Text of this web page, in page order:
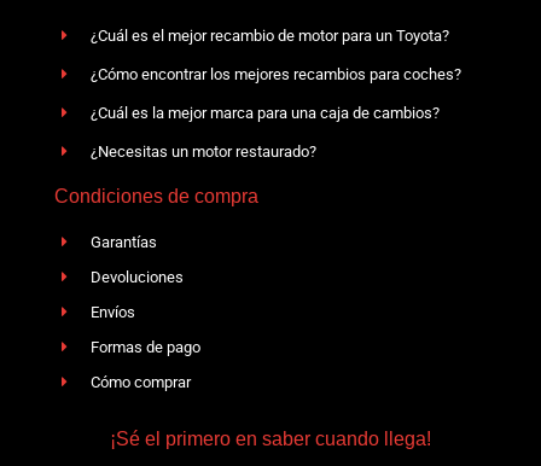
¿Cuál es el mejor recambio de motor para un Toyota?
¿Cómo encontrar los mejores recambios para coches?
¿Cuál es la mejor marca para una caja de cambios?
¿Necesitas un motor restaurado?
Condiciones de compra
Garantías
Devoluciones
Envíos
Formas de pago
Cómo comprar
¡Sé el primero en saber cuando llega!